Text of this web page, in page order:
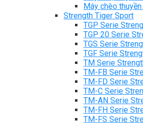
Máy chèo
Strength Tiger Sport
TGP Serie
TGP 20 Serie
TGS Serie
TGF Serie
TM Serie
TM-FB Serie
TM-FD Serie
TM-C Serie
TM-AN Serie
TM-FH Serie
TM-FS Serie